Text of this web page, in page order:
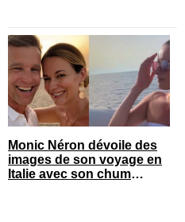
Monic Néron dévoile des
images de son voyage en
Italie avec son chum